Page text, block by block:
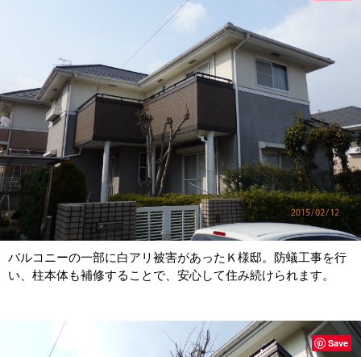
バルコニーの一部に白アリ被害があったＫ様邸。防蟻工事を行
い、柱本体も補修することで、安心して住み続けられます。
Save